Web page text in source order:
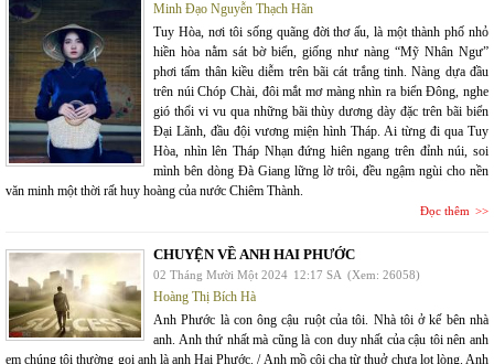
Minh Đạo Nguyễn Thạch Hãn
Tuy Hòa, nơi tôi sống quãng đời thơ ấu, là một thành phố nhỏ
hiền hòa nằm sát bờ biển, giống như nàng “Mỹ Nhân Ngư”
phơi tấm thân kiều diễm trên bãi cát trắng tinh. Nàng dựa đầu
trên núi Chóp Chài, đôi mắt mơ màng nhìn ra biển Đông, nghe
gió thổi vi vu qua những bãi thùy dương dày đặc trên bãi biển
Đại Lãnh, đầu đội vương miện hình Tháp. Ai từng đi qua Tuy
Hòa, nhìn lên Tháp Nhạn đứng hiên ngang trên đỉnh núi, soi
mình bên dòng Đà Giang lững lờ trôi, đều ngậm ngùi cho nền
văn minh một thời rất huy hoàng của nước Chiêm Thành.
Đọc thêm
CHUYỆN VỀ ANH HAI PHƯỚC
02 Tháng Mười Một 2024 12:17 SA (Xem: 26058)
Hoàng Thị Bích Hà
Anh Phước là con ông cậu ruột của tôi. Nhà tôi ở kế bên nhà
anh. Anh thứ nhất mà cũng là con duy nhất của cậu tôi nên anh
em chúng tôi thường gọi anh là anh Hai Phước. / Anh mồ côi cha từ thuở chưa lọt lòng. Anh